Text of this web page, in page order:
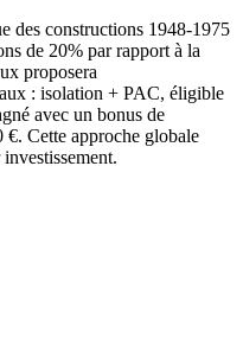
des constructions 1948-1975
de 20% par rapport à la
proposera
: isolation + PAC, éligible
avec un bonus de
Cette approche globale